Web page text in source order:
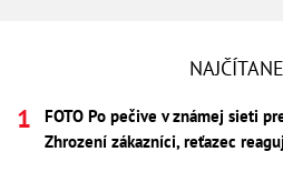
FOTO Po pečive v známej sieti
Zhrození zákazníci, reťazec